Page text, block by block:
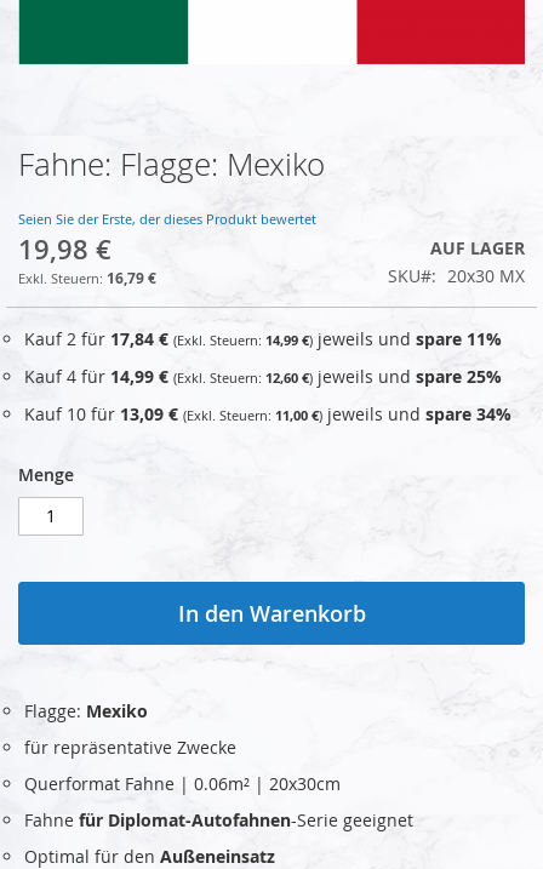
Zum
Anfang
Bildgalerie
springen
Fahne: Flagge: Mexiko
Seien Sie der Erste, der dieses Produkt bewertet
19,98 €
16,79 €
AUF LAGER
SKU
20x30 MX
Kauf 2 für 17,84 € 14,99 € jeweils und spare 11%
Kauf 4 für 14,99 € 12,60 € jeweils und spare 25%
Kauf 10 für 13,09 € 11,00 € jeweils und spare 34%
Menge
In den Warenkorb
Flagge: Mexiko
für repräsentative Zwecke
Querformat Fahne | 0.06m² | 20x30cm
Fahne für Diplomat-Autofahnen-Serie geeignet
Optimal für den Außeneinsatz